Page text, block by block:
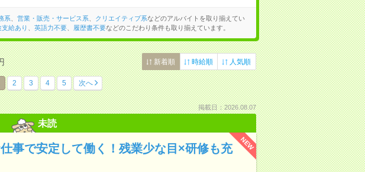
系 営業・販売・サービス系 クリエイティブ系などのアルバイトを取り揃えてい
給あり 英語力不要、 履歴書不要などのこだわり条件も取り揃えています。
新着順 時給順 人気順
2 3 4 5 次へ
掲載日：2026.08.07
未読
NEW
事で安定して働く！残業少な目×研修も充